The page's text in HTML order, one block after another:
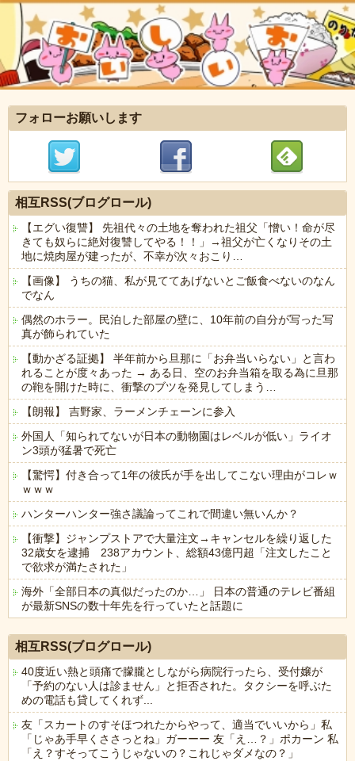
フォローお願いします
相互RSS(ブログロール)
【エグい復讐】 先祖代々の土地を奪われた祖父「憎い！命が尽
きても奴らに絶対復讐してやる！！」→祖父が亡くなりその土
地に焼肉屋が建ったが、不幸が次々おこり…
【画像】 うちの猫、私が見ててあげないとご飯食べないのなん
でなん
偶然のホラー。民泊した部屋の壁に、10年前の自分が写った写
真が飾られていた
【動かざる証拠】 半年前から旦那に「お弁当いらない」と言わ
れることが度々あった → ある日、空のお弁当箱を取る為に旦那
の鞄を開けた時に、衝撃のブツを発見してしまう…
【朗報】 吉野家、ラーメンチェーンに参入
外国人「知られてないが日本の動物園はレベルが低い」ライオ
ン3頭が猛暑で死亡
【驚愕】付き合って1年の彼氏が手を出してこない理由がコレｗ
ｗｗｗ
ハンターハンター強さ議論ってこれで間違い無いんか？
【衝撃】ジャンプストアで大量注文→キャンセルを繰り返した
32歳女を逮捕 238アカウント、総額43億円超「注文したこと
で欲求が満たされた」
海外「全部日本の真似だったのか…」 日本の普通のテレビ番組
が最新SNSの数十年先を行っていたと話題に
相互RSS(ブログロール)
40度近い熱と頭痛で朦朧としながら病院行ったら、受付嬢が
「予約のない人は診ません」と拒否された。タクシーを呼ぶた
めの電話も貸してくれず...
友「スカートのすそほつれたからやって、適当でいいから」私
「じゃあ手早くささっとね」ガーーー 友「え…？」ポカーン 私
「え？すそってこうじゃないの？これじゃダメなの？」